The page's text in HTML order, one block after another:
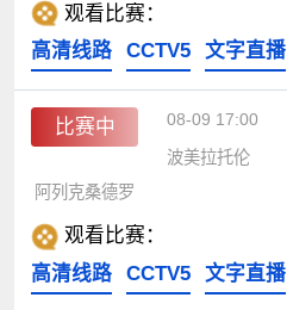
观看比赛：
高清线路
CCTV5 文字直播
比赛中 08-09 17:00
波美拉托伦
阿列克桑德罗
观看比赛：
高清线路
CCTV5 文字直播